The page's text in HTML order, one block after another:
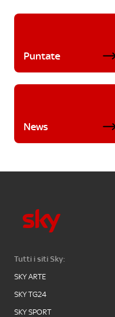
Puntate
News
Tutti i siti Sky:
SKY ARTE
SKY TG24
SKY SPORT